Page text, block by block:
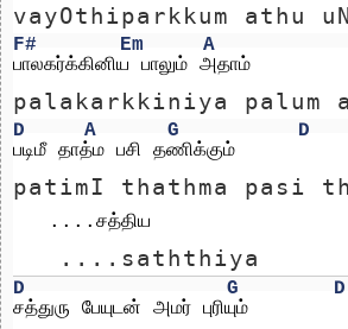
vayOthiparkkum athu
F# Em
A
பாலகர்க்கினிய பாலும் அதாம்
palakarkkiniya palum
D A G
D
படிமீ தாத்ம பசி தணிக்கும்
patimI thathma pasi
   ....சத்திய
   ....saththiya
D G
D
சத்துரு பேயுடன் அமர் புரியும்